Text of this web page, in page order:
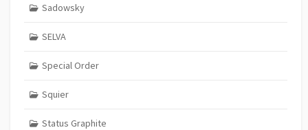
Sadowsky
SELVA
Special Order
Squier
Status Graphite